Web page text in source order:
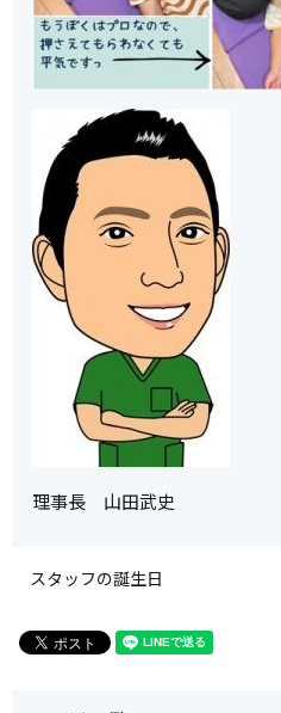
理事長 山田武史
スタッフの誕生日